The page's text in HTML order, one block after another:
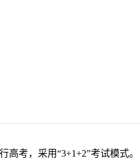
考，采用“3+1+2”考试模式。